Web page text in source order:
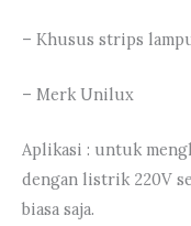
– Khusus strips
– Merk Unilux
Aplikasi : untuk
dengan listrik 220V
biasa saja.